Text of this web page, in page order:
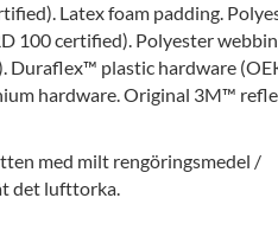
Latex foam padding.
100 certified). Polyester
Duraflex™ plastic hardware
hardware. Original 3M™
med milt rengöringsmedel /
det lufttorka.